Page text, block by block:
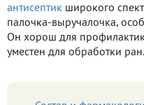
антисептик широкого
палочка-выручалочка,
Он хорош для
уместен для обработки ран.